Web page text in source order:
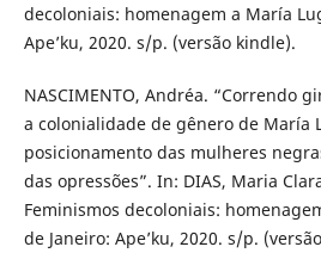
decoloniais: homenagem a María
Ape’ku, 2020. s/p. (versão kindle).
NASCIMENTO, Andréa. “Correndo
a colonialidade de gênero de María
posicionamento das mulheres
das opressões”. In: DIAS, Maria
Feminismos decoloniais:
de Janeiro: Ape’ku, 2020. s/p.